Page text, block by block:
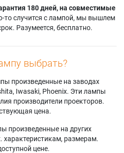
PT-
(Single
Panasonic PT-
FDW570
180 дней, на совместимые
то случится с лампой, мы вышлем
Разумеется, бесплатно.
выбрать?
произведенные на заводах
Iwasaki, Phoenix. Эти лампы
производители проекторов.
цена.
произведенные на других
характеристикам, размерам.
цене.